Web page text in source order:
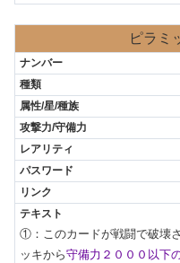
ピラミ
①：このカードが戦闘で破壊
ッキから守備力２０００以下